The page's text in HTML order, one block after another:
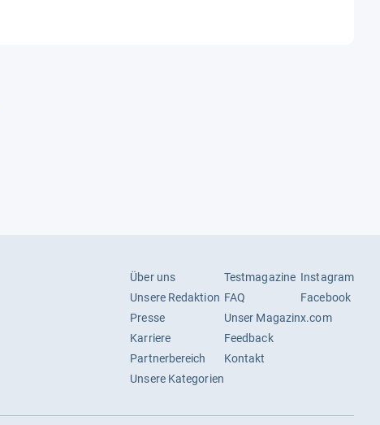
Über uns
Unsere Redaktion
Presse
Karriere
Partnerbereich
Unsere Kategorien
Testmagazine
FAQ
Unser Magazin
Feedback
Kontakt
Instagram
Facebook
x.com